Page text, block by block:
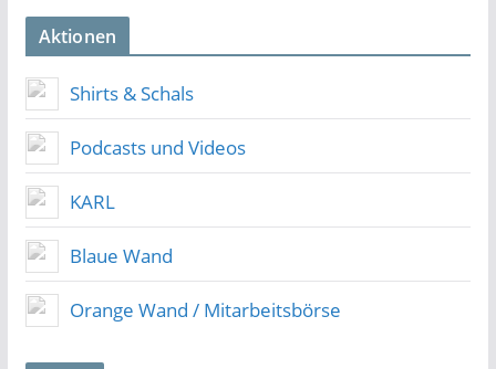
Aktionen
Shirts & Schals
Podcasts und Videos
KARL
Blaue Wand
Orange Wand / Mitarbeitsbörse